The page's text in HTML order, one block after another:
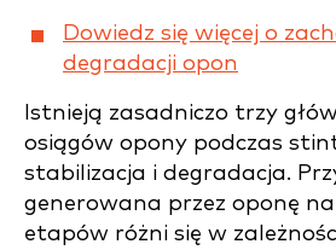
Dowiedz się więcej o
degradacji opon
Istnieją zasadniczo trzy
osiągów opony podczas
stabilizacja i degradacja.
generowana przez oponę
etapów różni się w